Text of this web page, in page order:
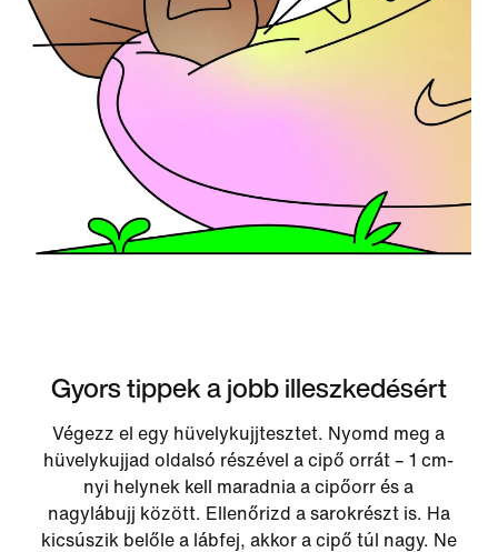
Gyors tippek a jobb illeszkedésért
Végezz el egy hüvelykujjtesztet. Nyomd meg a
hüvelykujjad oldalsó részével a cipő orrát – 1 cm-
nyi helynek kell maradnia a cipőorr és a
nagylábujj között. Ellenőrizd a sarokrészt is. Ha
kicsúszik belőle a lábfej, akkor a cipő túl nagy. Ne